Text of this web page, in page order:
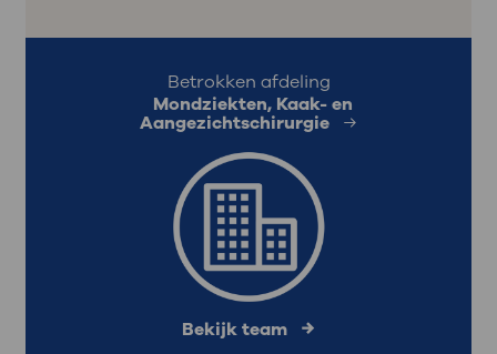
Betrokken afdeling
Mondziekten, Kaak- en
Aangezichtschirurgie
Bekijk team